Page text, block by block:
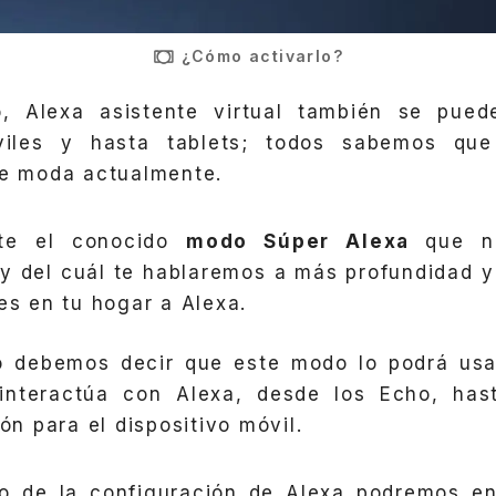
¿Cómo activarlo?
Alexa asistente virtual también se
y hasta tablets; todos sabemos
moda actualmente.
el conocido modo Súper Alexa que
del cuál te hablaremos a más profundidad
en tu hogar a Alexa.
debemos decir que este modo lo podrá
con Alexa, desde los Echo,
para el dispositivo móvil.